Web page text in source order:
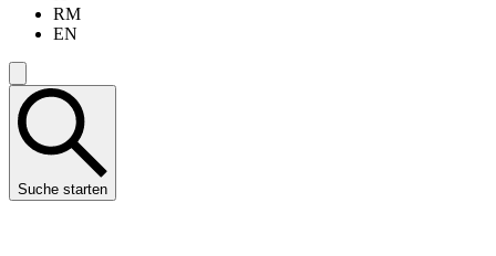
RM
EN
Suche starten